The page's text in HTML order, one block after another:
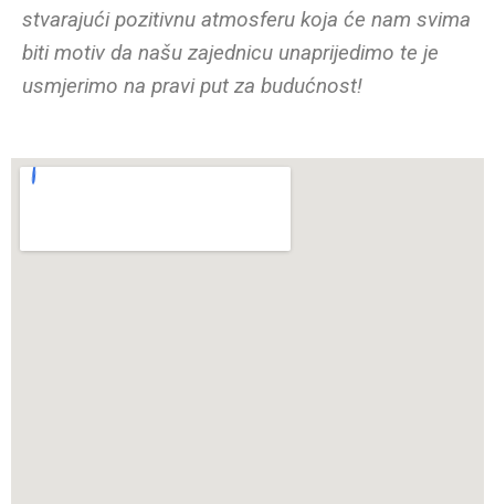
stvarajući pozitivnu atmosferu koja će nam svima
biti motiv da našu zajednicu unaprijedimo te je
usmjerimo na pravi put za budućnost!